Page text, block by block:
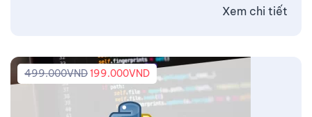
Xem chi tiết
499.000VND199.000VND